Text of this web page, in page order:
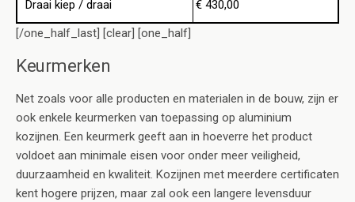
Draai kiep / draai
€ 430,00
[/one_half_last] [clear] [one_half]
Keurmerken
Net zoals voor alle producten en materialen in de bouw, zijn er
ook enkele keurmerken van toepassing op aluminium
kozijnen. Een keurmerk geeft aan in hoeverre het product
voldoet aan minimale eisen voor onder meer veiligheid,
duurzaamheid en kwaliteit. Kozijnen met meerdere certificaten
kent hogere prijzen, maar zal ook een langere levensduur